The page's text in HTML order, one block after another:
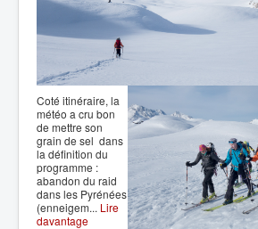
Coté itinéraire, la
météo a cru bon
de mettre son
grain de sel dans
la définition du
programme :
abandon du raid
dans les Pyrénées
(enneigem... Lire
davantage